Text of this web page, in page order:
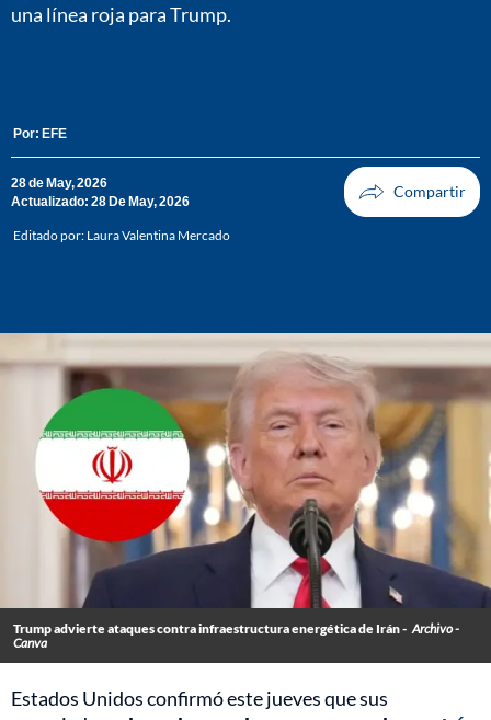
una línea roja para Trump.
Por: EFE
28 de May, 2026
Actualizado: 28 De May, 2026
Editado por: Laura Valentina Mercado
Trump advierte ataques contra infraestructura energética de Irán - Archivo -
Canva
Estados Unidos confirmó este jueves que sus